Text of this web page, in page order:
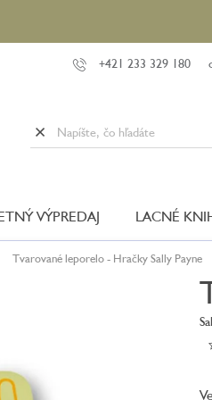
+421 233 329 180
VÝPREDAJ LACNÉ
Tvarované leporelo - HračkySally Payne